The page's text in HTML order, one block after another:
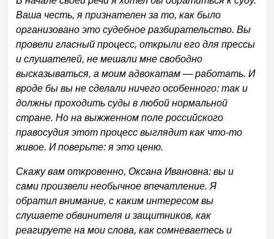
Ваша честь, я признателен за то, как было
организовано это судебное разбирательство. Вы
провели гласный процесс, открыли его для прессы
и слушателей, не мешали мне свободно
высказываться, а моим адвокатам — работать. И
вроде бы вы не сделали ничего особенного: так и
должны проходить суды в любой нормальной
стране. Но на выжженном поле российского
правосудия этот процесс выглядит как что-то
живое. И поверьте: я это ценю.
Скажу вам откровенно, Оксана Ивановна: вы и
сами произвели необычное впечатление. Я
обратил внимание, с каким интересом вы
слушаете обвинителя и защитников, как
реагируете на мои слова, как сомневаетесь и